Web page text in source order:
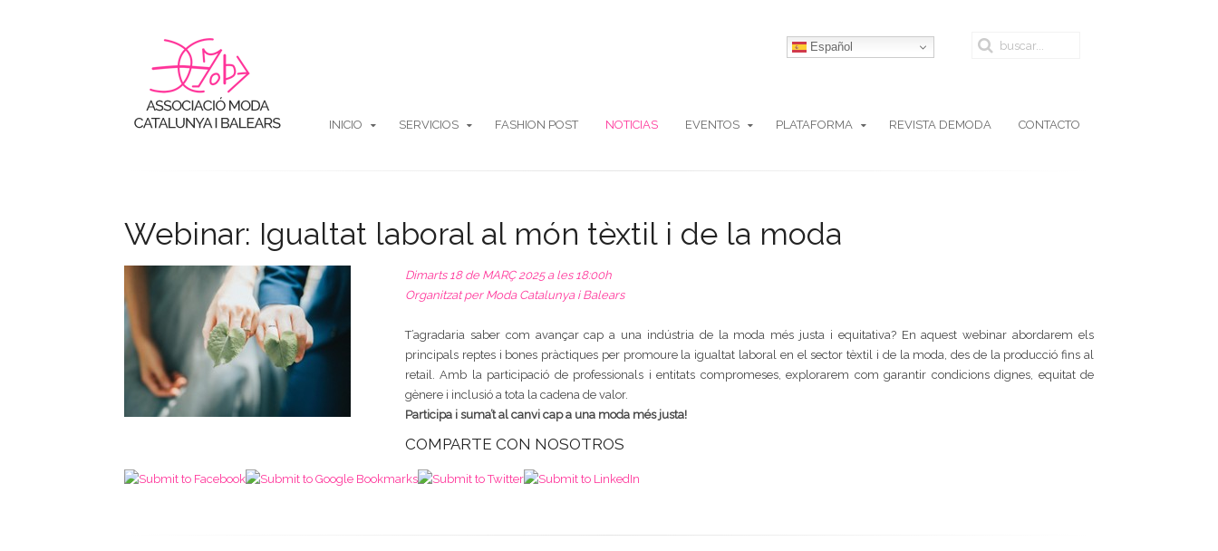
Español
INICIO SERVICIOS FASHION POST NOTICIAS EVENTOS PLATAFORMA REVISTA DEMODA CONTACTO
Webinar: Igualtat laboral al món tèxtil i de la moda
Dimarts 18 de MARÇ 2025 a les 18:00h
Organitzat per Moda Catalunya i Balears
T’agradaria saber com avançar cap a una indústria de la moda més justa i equitativa? En aquest webinar abordarem els
principals reptes i bones pràctiques per promoure la igualtat laboral en el sector tèxtil i de la moda, des de la producció fins al
retail. Amb la participació de professionals i entitats compromeses, explorarem com garantir condicions dignes, equitat de
gènere i inclusió a tota la cadena de valor.
Participa i suma’t al canvi cap a una moda més justa!
COMPARTE CON NOSOTROS